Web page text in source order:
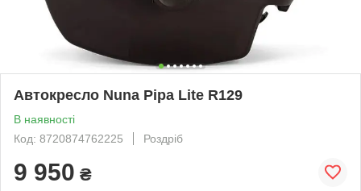
Автокресло Nuna Pipa Lite R129
В наявності
Код: 8720874762225
Роздріб
9 950 ₴